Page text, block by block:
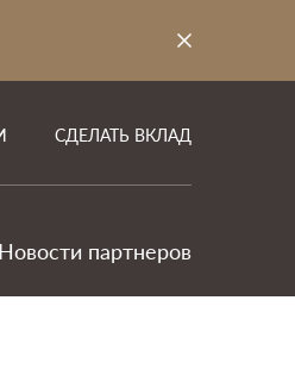
СДЕЛАТЬ ВКЛАД
Новости партнеров